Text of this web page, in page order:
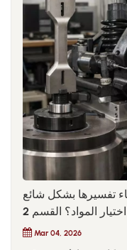
تفسيرها بشكل شائع
اختيار المواد؟ القسم 2
Mar 04, 2026